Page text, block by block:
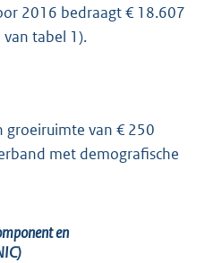
2016 bedraagt € 18.607
tabel 1).
groeiruimte van € 250
met demografische
en